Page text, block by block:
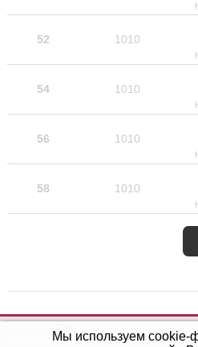
52 1010
54 1010
56 1010
58 1010
Мы используем cookie-